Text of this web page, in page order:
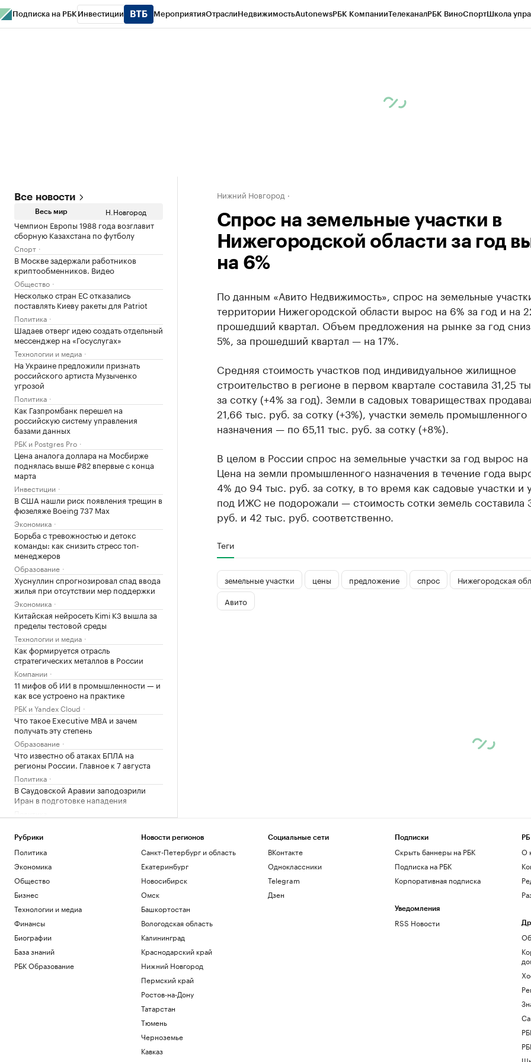
Подписка на РБК Инвестиции МероприятияОтраслиНедвижимостьAutonewsРБК КомпанииТелеканалРБК ВиноСпортШкола
Все новости
Весь мир Н.Новгород
Чемпион Европы 1988 года возглавит
сборную Казахстана по футболу
Спорт
В Москве задержали работников
криптообменников. Видео
Общество
Несколько стран ЕС отказались
поставлять Киеву ракеты для Patriot
Политика
Шадаев отверг идею создать отдельный
мессенджер на «Госуслугах»
Технологии и медиа
На Украине предложили признать
российского артиста Музыченко
угрозой
Политика
Как Газпромбанк перешел на
российскую систему управления
базами данных
РБК и Postgres Pro
Цена аналога доллара на Мосбирже
поднялась выше ₽82 впервые с конца
марта
Инвестиции
В США нашли риск появления трещин в
фюзеляже Boeing 737 Max
Экономика
Борьба с тревожностью и детокс
команды: как снизить стресс топ-
менеджеров
Образование
Хуснуллин спрогнозировал спад ввода
жилья при отсутствии мер поддержки
Экономика
Китайская нейросеть Kimi K3 вышла за
пределы тестовой среды
Технологии и медиа
Как формируется отрасль
стратегических металлов в России
Компании
11 мифов об ИИ в промышленности — и
как все устроено на практике
РБК и Yandex Cloud
Что такое Executive MBA и зачем
получать эту степень
Образование
Что известно об атаках БПЛА на
регионы России. Главное к 7 августа
Политика
В Саудовской Аравии заподозрили
Иран в подготовке нападения
криптообменников из «Москва-Сити».
Видео
Общество
Как мы ездили в Южную Корею за
здоровьем и впечатлениями
Life
WSJ рассказала, как утечки о нехватке
боеприпасов «сводят с ума» Трампа
Политика
Глава Тувы Ховалыг включил Нарусову в
список кандидатов в Совет Федерации
Политика
Нижний Новгород
Спрос на земельные участки в
Нижегородской области за год
на 6%
По данным «Авито Недвижимость», спрос на земельные
территории Нижегородской области вырос на 6% за год и на
прошедший квартал. Объем предложения на рынке за год
5%, за прошедший квартал — на 17%.
Cредняя стоимость участков под индивидуальное жилищное
строительство в регионе в первом квартале составила 31,25
за сотку (+4% за год). Земли в садовых товариществах
21,66 тыс. руб. за сотку (+3%), участки земель промышленного
назначения — по 65,11 тыс. руб. за сотку (+8%).
В целом в России спрос на земельные участки за год вырос на
Цена на земли промышленного назначения в течение года
4% до 94 тыс. руб. за сотку, в то время как садовые участки и
под ИЖС не подорожали — стоимость сотки земель составила
руб. и 42 тыс. руб. соответственно.
Теги
земельные участки цены предложение спрос
Нижегородская
Авито
Рубрики
Политика
Экономика
Общество
Бизнес
Технологии и медиа
Финансы
Биографии
База знаний
РБК Образование
Новости регионов
Санкт-Петербург и область
Екатеринбург
Новосибирск
Омск
Башкортостан
Вологодская область
Калининград
Краснодарский край
Нижний Новгород
Пермский край
Ростов-на-Дону
Татарстан
Тюмень
Черноземье
Кавказ
Социальные сети
ВКонтакте
Одноклассники
Telegram
Дзен
Подписки
Скрыть баннеры на РБК
Подписка на РБК
Корпоративная подписка
Уведомления
RSS Новости
О